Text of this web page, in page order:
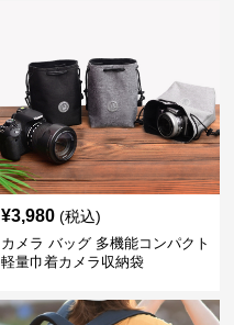
¥3,980 (税込)
カメラ バッグ 多機能コンパクト
軽量巾着カメラ収納袋